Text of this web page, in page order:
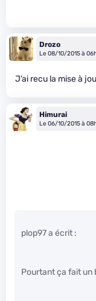
Drozo
Le 08/10/2015 à
J’ai recu la mise à
Himurai
Le 06/10/2015 à
plop97 a écrit :
Pourtant ça fait un